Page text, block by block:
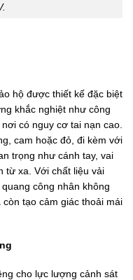
hộ được thiết kế đặc biệt
khắc nghiệt như công
có nguy cơ tai nạn cao.
cam hoặc đỏ, đi kèm với
trọng như cánh tay, vai
từ xa. Với chất liệu vải
công nhân không
tạo cảm giác thoải mái
cho lực lượng cảnh sát